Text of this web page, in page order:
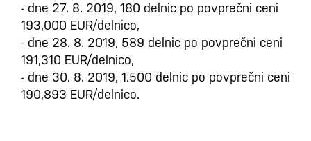
- dne 27. 8. 2019, 180 delnic po povprečni ceni
193,000 EUR/delnico,
- dne 28. 8. 2019, 589 delnic po povprečni ceni
191,310 EUR/delnico,
- dne 30. 8. 2019, 1.500 delnic po povprečni ceni
190,893 EUR/delnico.